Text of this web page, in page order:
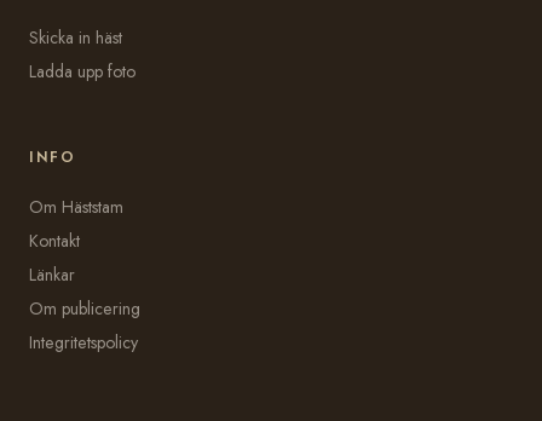
Skicka in häst
Ladda upp foto
INFO
Om Häststam
Kontakt
Länkar
Om publicering
Integritetspolicy